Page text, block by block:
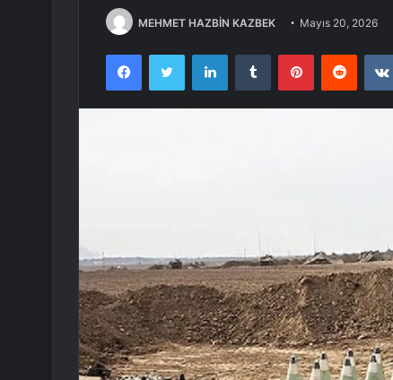
MEHMET HAZBİN KAZBEK Mayıs 20, 2026
FacebookTwitter LinkedInTumblr PinterestReddit